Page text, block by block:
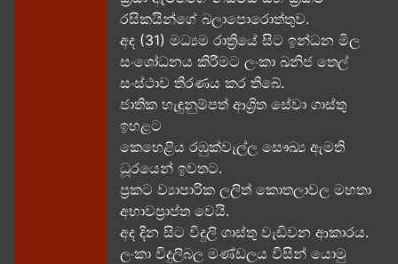
රසිකයින්ගේ බලාපොරොත්තුව.
අද (31) මධ්‍යම රාත්‍රියේ සිට ඉන්ධන මිල
සංශෝධනය කිරීමට ලංකා ඛනිජ තෙල්
සංස්ථාව තීරණය කර තිබේ.
ජාතික හැඳුනුම්පත් ආශ්‍රිත සේවා ගාස්තු
ඉහළට
කෙහෙළිය රඹුක්වැල්ල සෞඛ්‍ය ඇමති
ධූරයෙන් ඉවතට​.
ප්‍රකට ව්‍යාපාරික ලලිත් කොතලාවල මහතා
අභාවප්‍රාප්ත වෙයි.
අද දින​ සිට විදුලි ගාස්තු වැඩිවන ආකාරය​.
ලංකා විදුලිබල මණ්ඩලය විසින් යොමු